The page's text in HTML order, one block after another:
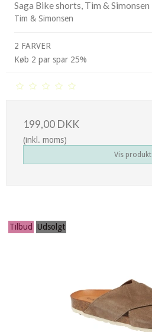
Saga Bike shorts, Tim & Simonsen
Tim & Simonsen
2 FARVER
Køb 2 par spar 25%
199,00 DKK
(inkl. moms)
Vis produkt
Tilbud Udsolgt